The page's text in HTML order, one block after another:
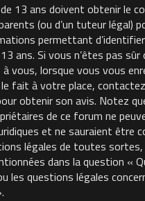
13 ans doivent obtenir le
(ou d’un tuteur légal)
permettant
ans. Si vous n’êtes pas sûr
à vous, lorsque vous vous
le fait à votre place,
obtenir son avis. Notez
de ce forum ne
et ne sauraient être
légales de toutes sortes,
dans la question «
les questions légales